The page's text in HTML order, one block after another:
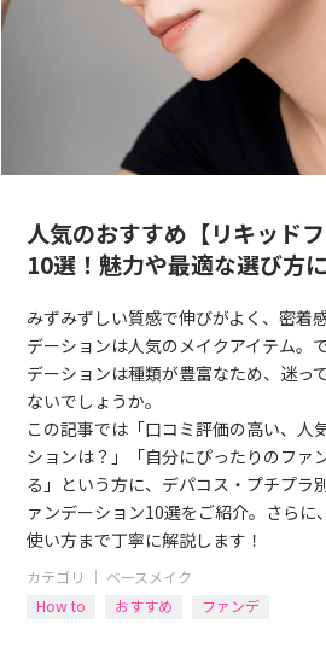
人気のおすすめ【リキッド
10選！魅力や最適な選び方
みずみずしい質感で伸びがよく、密着
デーションは人気のメイクアイテム。
デーションは種類が豊富なため、迷っ
ないでしょうか。
この記事では「口コミ評価の高い、人
ションは？」「自分にぴったりのファ
る」という方に、デパコス・プチプラ
ァンデーション10選をご紹介。さらに
使い方まで丁寧に解説します！
カテゴリ ｜ ベースメイク
How to
おすすめ ファンデ